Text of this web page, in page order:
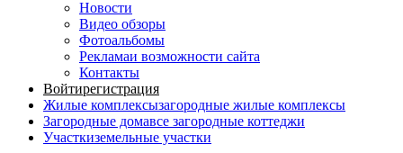
Новости
Видео обзоры
Фотоальбомы
Рекламаи возможности сайта
Контакты
Войтирегистрация
Жилые комплексызагородные жилые комплексы
Загородные домавсе загородные коттеджи
Участкиземельные участки